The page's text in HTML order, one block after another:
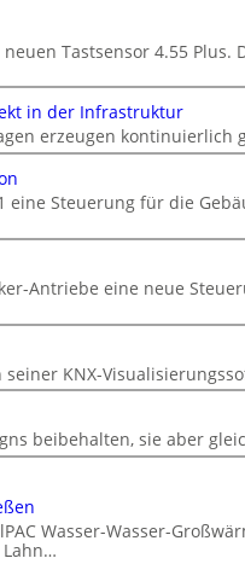
Tastsensor 4.55
in der Infrastruktur
erzeugen
eine Steuerung für die
Antriebe eine neue
KNX-
beibehalten, sie aber
Wasser-Wasser-
Lahn…